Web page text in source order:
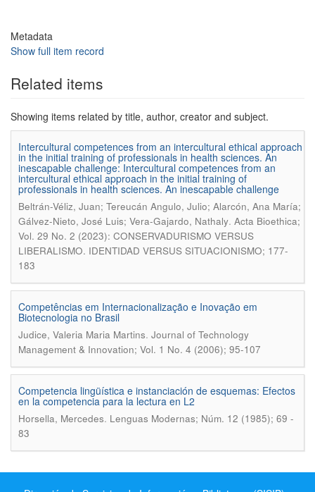
Metadata
Show full item record
Related items
Showing items related by title, author, creator and subject.
Intercultural competences from an intercultural ethical approach
in the initial training of professionals in health sciences. An
inescapable challenge: Intercultural competences from an
intercultural ethical approach in the initial training of
professionals in health sciences. An inescapable challenge
Beltrán-Véliz, Juan; Tereucán Angulo, Julio; Alarcón, Ana María;
Gálvez-Nieto, José Luis; Vera-Gajardo, Nathaly. Acta Bioethica;
Vol. 29 No. 2 (2023): CONSERVADURISMO VERSUS
LIBERALISMO. IDENTIDAD VERSUS SITUACIONISMO; 177-
183
Competências em Internacionalização e Inovação em
Biotecnologia no Brasil
Judice, Valeria Maria Martins. Journal of Technology
Management & Innovation; Vol. 1 No. 4 (2006); 95-107
Competencia lingüística e instanciación de esquemas: Efectos
en la competencia para la lectura en L2
Horsella, Mercedes. Lenguas Modernas; Núm. 12 (1985); 69 -
83